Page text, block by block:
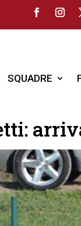
SQUADRE